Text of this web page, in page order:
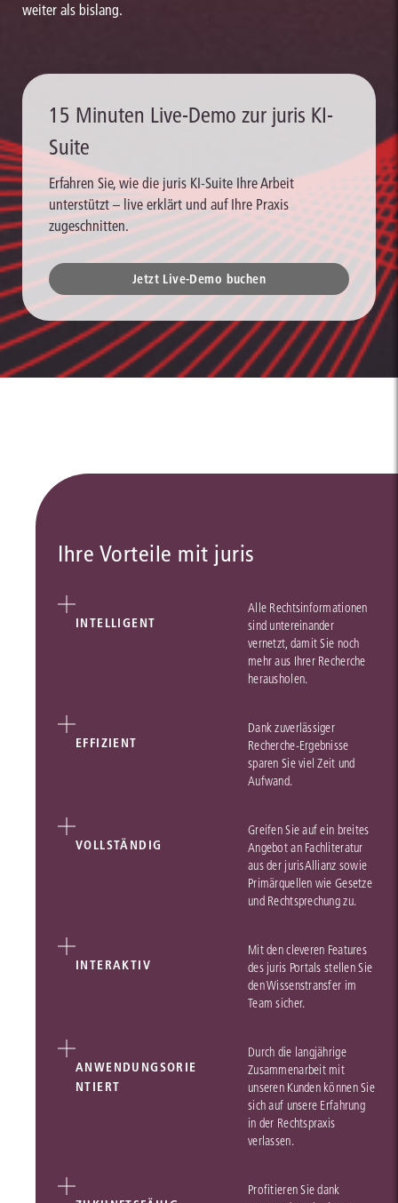
weiter als bislang.
15 Minuten Live-Demo zur juris KI-
Suite
Erfahren Sie, wie die juris KI-Suite Ihre Arbeit
unterstützt – live erklärt und auf Ihre Praxis
zugeschnitten.
Jetzt Live-Demo buchen
Ihre Vorteile mit juris
INTELLIGENT
Alle Rechtsinformationen
sind untereinander
vernetzt, damit Sie noch
mehr aus Ihrer Recherche
herausholen.
EFFIZIENT
Dank zuverlässiger
Recherche-Ergebnisse
sparen Sie viel Zeit und
Aufwand.
VOLLSTÄNDIG
Greifen Sie auf ein breites
Angebot an Fachliteratur
aus der jurisAllianz sowie
Primärquellen wie Gesetze
und Rechtsprechung zu.
INTERAKTIV
Mit den cleveren Features
des juris Portals stellen Sie
den Wissenstransfer im
Team sicher.
ANWENDUNGSORIE
NTIERT
Durch die langjährige
Zusammenarbeit mit
unseren Kunden können Sie
sich auf unsere Erfahrung
in der Rechtspraxis
verlassen.
Profitieren Sie dank